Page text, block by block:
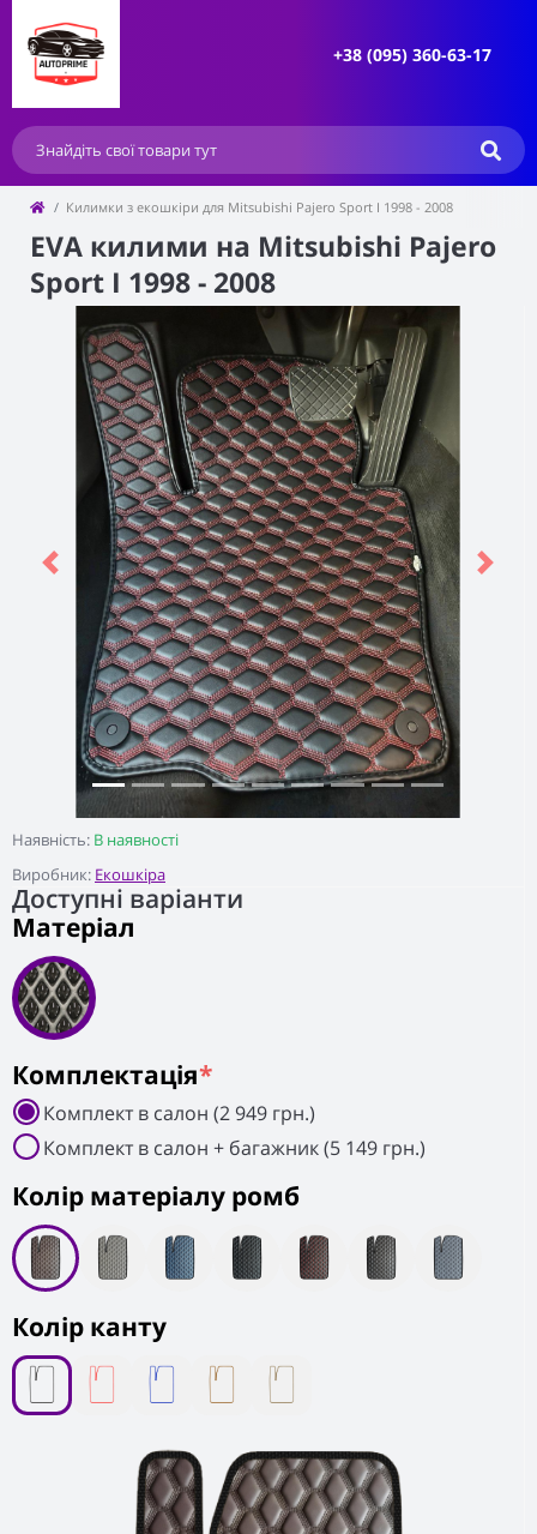
+38 (095) 360-63-17
Килимки з екошкіри для Mitsubishi Pajero Sport I 1998 - 2008
EVA килими на Mitsubishi Pajero
Sport I 1998 - 2008
Наявність: В наявності
Виробник: Екошкіра
Previous Next
Доступні варіанти
Матеріал
Колiр матеріалу ромб
Колір канту
Комплектація*
Комплект в салон (2 949 грн.)
Комплект в салон + багажник (5 149 грн.)